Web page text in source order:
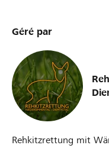
Géré par
Rehkitzrettung mit